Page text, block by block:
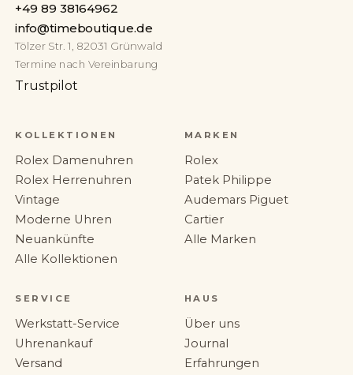
+49 89 38164962
info@timeboutique.de
Tölzer Str. 1, 82031 Grünwald
Termine nach Vereinbarung
Trustpilot
KOLLEKTIONEN
Rolex Damenuhren
Rolex Herrenuhren
Vintage
Moderne Uhren
Neuankünfte
Alle Kollektionen
MARKEN
Rolex
Patek Philippe
Audemars Piguet
Cartier
Alle Marken
SERVICE
Werkstatt-Service
Uhrenankauf
Versand
HAUS
Über uns
Journal
Erfahrungen